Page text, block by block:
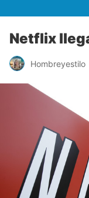
Netflix
Hombreyestilo